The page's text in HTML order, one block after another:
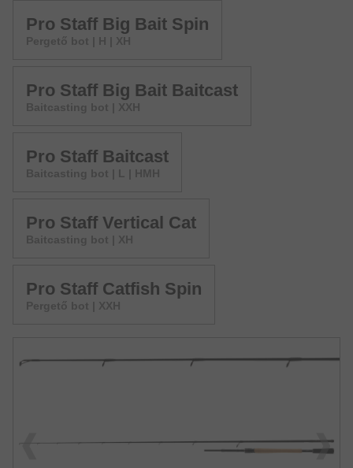
Pro Staff Big Bait Spin
Pergető bot | H | XH
Pro Staff Big Bait Baitcast
Baitcasting bot | XXH
Pro Staff Baitcast
Baitcasting bot | L | HMH
Pro Staff Vertical Cat
Baitcasting bot | XH
Pro Staff Catfish Spin
Pergető bot | XXH